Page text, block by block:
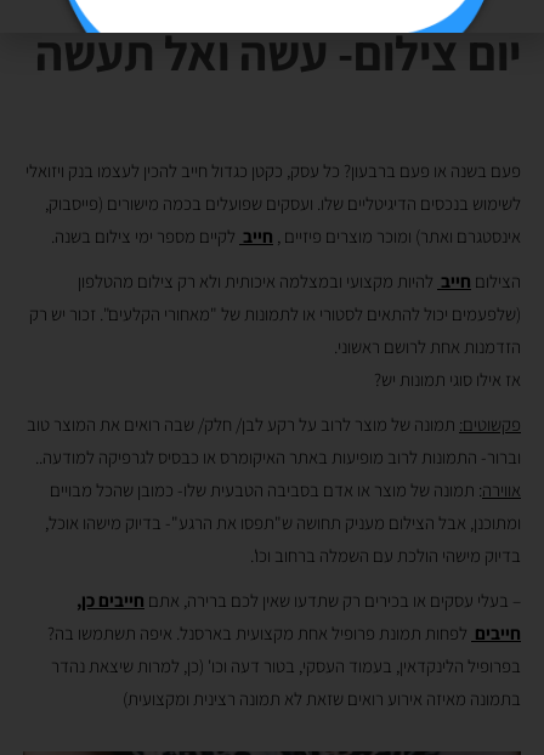
יום צילום- עשה ואל תעשה
פעם בשנה או פעם ברבעון? כל עסק, כקטן כגדול חייב להכין לעצמו בנק ויזואלי
לשימוש בנכסים הדיגיטליים שלו. ועסקים שפועלים בכמה מישורים (פייסבוק,
אינסטגרם ואתר) ומוכר מוצרים פיזיים , חייב לקיים מספר ימי צילום בשנה.
הצילום חייב להיות מקצועי ובמצלמה איכותית ולא רק צילום מהטלפון
(שלפעמים יכול להתאים לסטורי או לתמונות של "מאחורי הקלעים". זכור יש רק
הזדמנות אחת לרושם ראשוני.
אז אילו סוגי תמונות יש?
פקשוטים: תמונה של מוצר לרוב על רקע לבן/ חלק/ שבה רואים את המוצר טוב
וברור- התמונות לרוב מופיעות באתר האיקומרס או כבסיס לגרפיקה למודעה..
אווירה: תמונה של מוצר או אדם בסביבה הטבעית שלו- כמובן שהכל מבויים
ומתוכנן, אבל הצילום מעניק תחושה ש"תפסו את הרגע"- בדיוק מישהו אוכל,
בדיוק מישהי הולכת עם השמלה ברחוב וכו'.
– בעלי עסקים או בכירים רק שתדעו שאין לכם ברירה, אתם חייבים כן,
חייבים לפחות תמונת פרופיל אחת מקצועית בארסנל. איפה תשתמשו בה?
בפרופיל הלינקדאין, בעמוד העסקי, בטור דעה וכו' (כן, למרות שיצאת נהדר
בתמונה מאיזה אירוע רואים שזאת לא תמונה רצינית ומקצועית)